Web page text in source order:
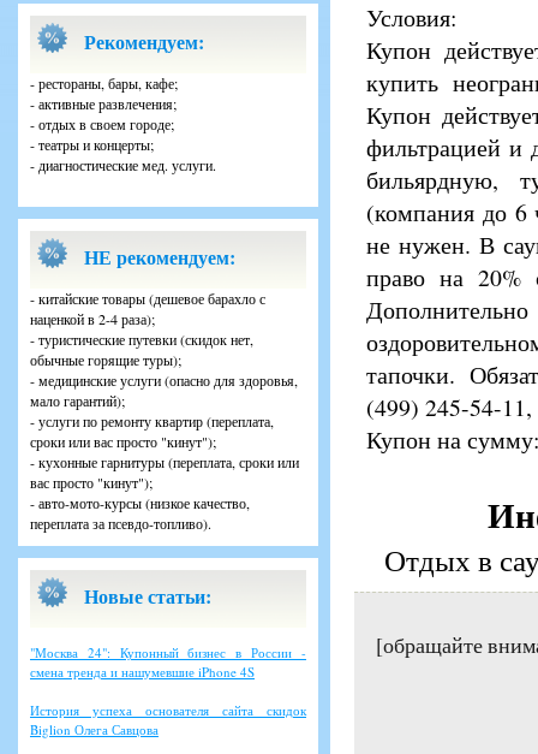
Рекомендуем:
- рестораны, бары, кафе;
- активные развлечения;
- отдых в своем городе;
- театры и концерты;
- диагностические мед. услуги.
НЕ рекомендуем:
- китайские товары (дешевое барахло с
наценкой в 2-4 раза);
- туристические путевки (скидок нет,
обычные горящие туры);
- медицинские услуги (опасно для здоровья,
мало гарантий);
- услуги по ремонту квартир (переплата,
сроки или вас просто "кинут");
- кухонные гарнитуры (переплата, сроки или
вас просто "кинут");
- авто-мото-курсы (низкое качество,
переплата за псевдо-топливо).
Новые статьи:
"Москва 24": Купонный бизнес в России -
смена тренда и нашумевшие iPhone 4S
История успеха основателя сайта скидок
Biglion Олега Савцова
Условия:
Купон
купить
Купон
фильтрацией и
бильярдную,
(компания до
не нужен. В
право на 20%
тапочки.
(499) 245-54-
Купон на
Отдых в
[обращайте